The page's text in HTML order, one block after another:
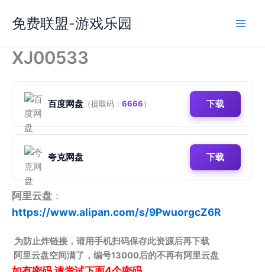
容
免费联盟-游戏乐园
XJ00533
百度网盘 （提取码： 6666） 下载
夸克网盘 下载
阿里云盘 ：
https://www.alipan.com/s/9PwuorgcZ6R
为防止炸链接，请用手机扫码保存此资源后再下载
阿里云盘空间满了，编号13000后的不再有阿里云盘